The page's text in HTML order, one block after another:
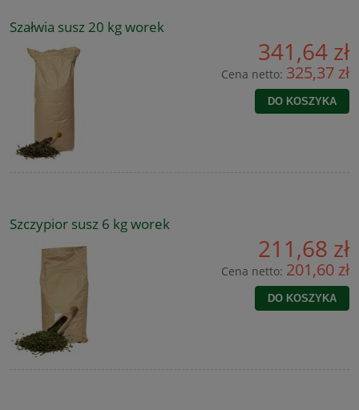
Szałwia susz 20 kg worek
341,64 zł
Cena netto: 325,37 zł
DO KOSZYKA
Szczypior susz 6 kg worek
211,68 zł
Cena netto: 201,60 zł
DO KOSZYKA